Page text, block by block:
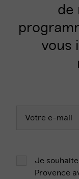
de
vous
email
Je
Provence